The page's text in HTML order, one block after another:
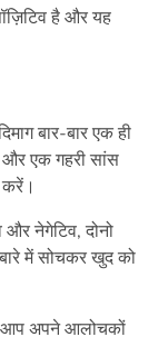
है और यह
बार-बार एक ही
और एक गहरी सांस
करें।
नेगेटिव, दोनो
में सोचकर खुद को
आप अपने आलोचकों